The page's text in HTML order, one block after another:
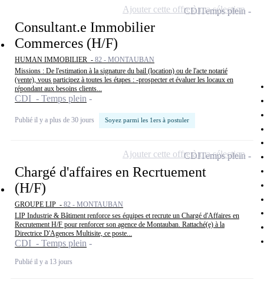
Consultant.e Immobilier
Commerces (H/F)
HUMAN IMMOBILIER - 82 - MONTAUBAN
Missions : De l'estimation à la signature du bail (location) ou de l'acte notarié
(vente), vous participez à toutes les étapes : -prospecter et évaluer les locaux en
répondant aux besoins clients...
CDI - Temps plein
Publié il y a plus de 30 jours Soyez parmi les 1ers à postuler
CDITemps plein
Ajouter cette offre à ma sélection
Chargé d'affaires en Recrtuement
(H/F)
GROUPE LIP - 82 - MONTAUBAN
LIP Industrie & Bâtiment renforce ses équipes et recrute un Chargé d'Affaires en
Recrutement H/F pour renforcer son agence de Montauban. Rattaché(e) à la
Directrice D'Agences Multisite, ce poste...
CDI - Temps plein
Publié il y a 13 jours
CDITemps plein
Ajouter cette offre à ma sélection